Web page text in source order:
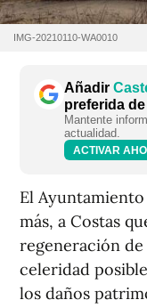
IMG-20210110-WA0010
Añadir
preferida
Mantente
actualidad.
ACTIVAR
El
más, a Costas
regeneración de
celeridad
los daños